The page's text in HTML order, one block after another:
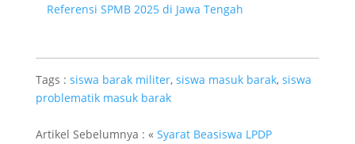
Referensi SPMB 2025 di Jawa Tengah
Tags : siswa barak militer, siswa masuk barak, siswa
problematik masuk barak
Artikel Sebelumnya : « Syarat Beasiswa LPDP